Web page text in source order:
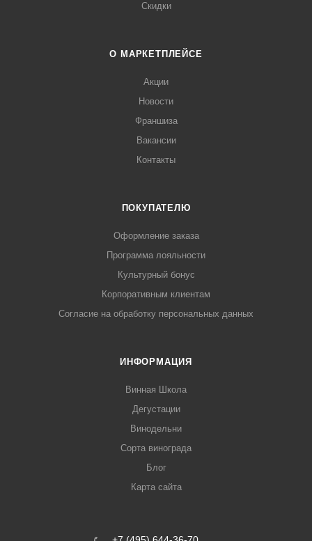
Скидки
О МАРКЕТПЛЕЙСЕ
Акции
Новости
Франшиза
Вакансии
Контакты
ПОКУПАТЕЛЮ
Оформление заказа
Программа лояльности
Культурный бонус
Корпоративным клиентам
Согласие на обработку персональных данных
ИНФОРМАЦИЯ
Винная Школа
Дегустации
Винодельни
Сорта винограда
Блог
Карта сайта